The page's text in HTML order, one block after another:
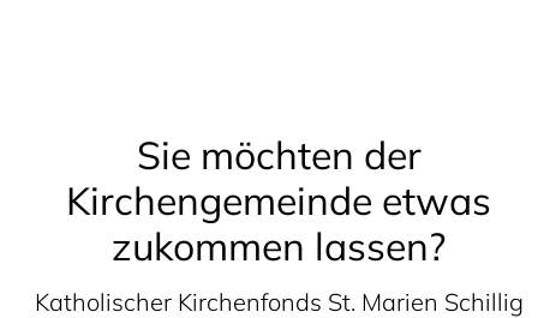
Sie möchten der
Kirchengemeinde etwas
zukommen lassen?
Katholischer Kirchenfonds St. Marien Schillig